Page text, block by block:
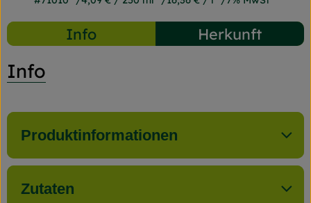
Info Herkunft
Info
Produktinformationen
Zutaten